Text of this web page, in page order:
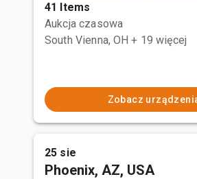
41 Items
Aukcja czasowa
South Vienna, OH + 19 więcej
Zobacz
25 sie
Phoenix, AZ, USA